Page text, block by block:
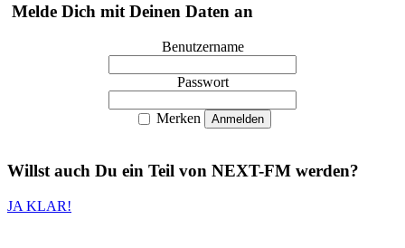
Melde Dich mit Deinen Daten an
Benutzername
Passwort
Merken
Willst auch Du ein Teil von NEXT-FM werden?
JA KLAR!